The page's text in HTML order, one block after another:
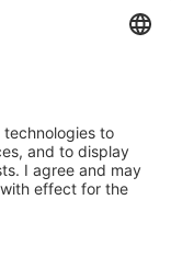
und werden